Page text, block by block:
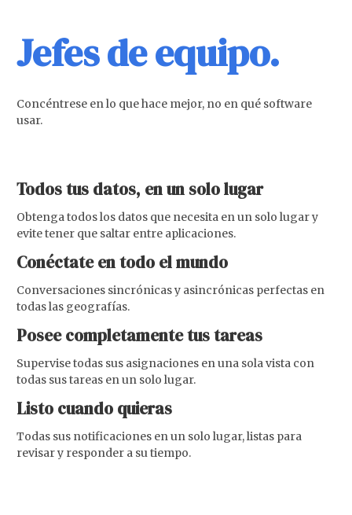
Jefes de equipo.
Concéntrese en lo que hace mejor, no en qué software
usar.
Todos tus datos, en un solo lugar
Obtenga todos los datos que necesita en un solo lugar y
evite tener que saltar entre aplicaciones.
Conéctate en todo el mundo
Conversaciones sincrónicas y asincrónicas perfectas en
todas las geografías.
Posee completamente tus tareas
Supervise todas sus asignaciones en una sola vista con
todas sus tareas en un solo lugar.
Listo cuando quieras
Todas sus notificaciones en un solo lugar, listas para
revisar y responder a su tiempo.